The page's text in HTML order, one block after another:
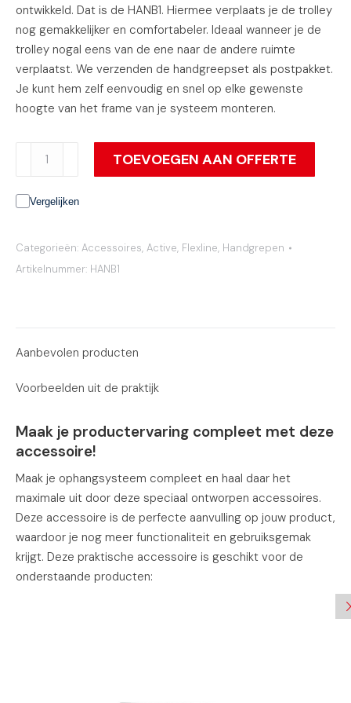
ontwikkeld. Dat is de HANB1. Hiermee verplaats je de trolley
nog gemakkelijker en comfortabeler. Ideaal wanneer je de
trolley nogal eens van de ene naar de andere ruimte
verplaatst. We verzenden de handgreepset als postpakket.
Je kunt hem zelf eenvoudig en snel op elke gewenste
hoogte van het frame van je systeem monteren.
Handgreepset
TOEVOEGEN AAN OFFERTE
Vergelijken
Categorieën: Accessoires, Active, Flexline, Handgrepen
Artikelnummer: HANB1
Aanbevolen producten
Voorbeelden uit de praktijk
Maak je productervaring compleet met deze
accessoire!
Maak je ophangsysteem compleet en haal daar het
maximale uit door deze speciaal ontworpen accessoires.
Deze accessoire is de perfecte aanvulling op jouw product,
waardoor je nog meer functionaliteit en gebruiksgemak
krijgt. Deze praktische accessoire is geschikt voor de
onderstaande producten: